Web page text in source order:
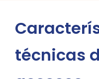
técnicas